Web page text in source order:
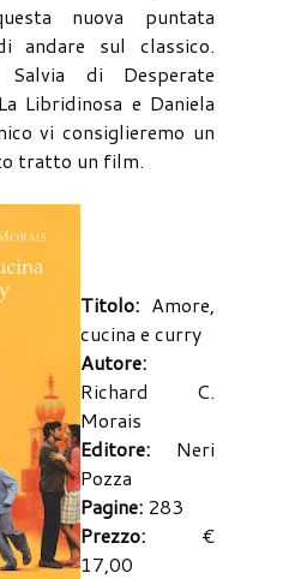
nuova puntata
andare sul classico.
di Desperate
Libridinosa e Daniela
vi consiglieremo un
tratto un film.
Titolo: Amore,
cucina e curry
Autore:
Richard C.
Morais
Editore: Neri
Pozza
Pagine: 283
Prezzo: €
17,00